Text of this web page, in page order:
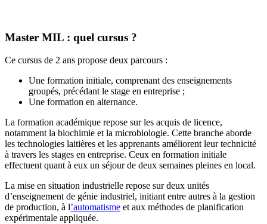
Master MIL : quel cursus ?
Ce cursus de 2 ans propose deux parcours :
Une formation initiale, comprenant des enseignements
groupés, précédant le stage en entreprise ;
Une formation en alternance.
La formation académique repose sur les acquis de licence,
notamment la biochimie et la microbiologie. Cette branche aborde
les technologies laitières et les apprenants améliorent leur technicité
à travers les stages en entreprise. Ceux en formation initiale
effectuent quant à eux un séjour de deux semaines pleines en local.
La mise en situation industrielle repose sur deux unités
d’enseignement de génie industriel, initiant entre autres à la gestion
de production, à l’automatisme et aux méthodes de planification
expérimentale appliquée.